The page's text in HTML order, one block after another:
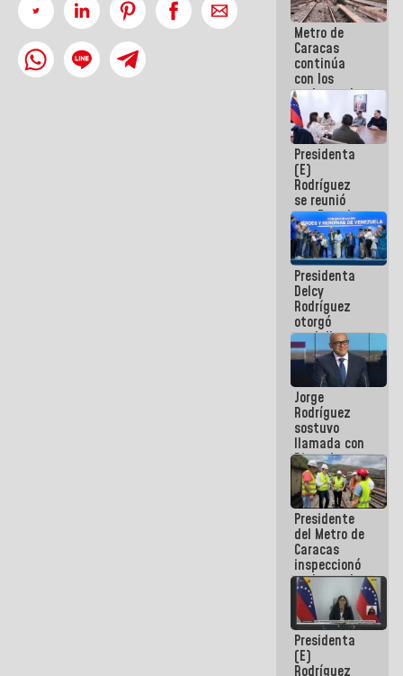
Metro de
Caracas
continúa
con los
trabajos de
mantenimiento
e inspección
en la Línea 2
Presidenta
(E)
Rodríguez
se reunió
con Estado
Mayor
Eléctrico
para
abordar
planes de
acción
Presidenta
Delcy
Rodríguez
otorgó
medalla
"Héroe de
Venezuela"
a servidores
públicos
Jorge
Rodríguez
sostuvo
llamada con
Dinorah
Figuera y
acuerdan
primer
encuentro
presencial
para el
diálogo
Presidente
del Metro de
Caracas
inspeccionó
trabajos de
rehabilitación
y
modernización
de la vía
férrea
Presidenta
(E)
Rodríguez